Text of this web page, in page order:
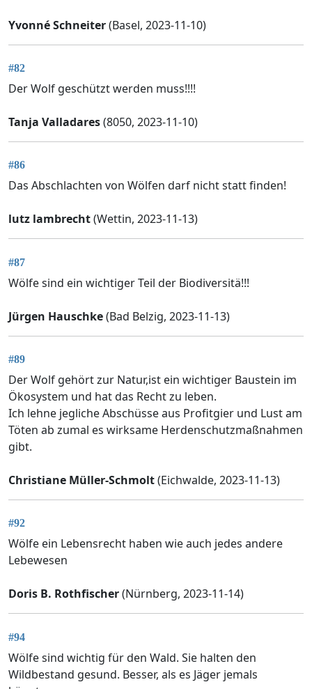
Yvonné Schneiter(Basel, 2023-11-10)
#82
Der Wolf geschützt werden muss!!!!
Tanja Valladares(8050, 2023-11-10)
#86
Das Abschlachten von Wölfen darf nicht statt finden!
lutz lambrecht(Wettin, 2023-11-13)
#87
Wölfe sind ein wichtiger Teil der Biodiversitä!!!
Jürgen Hauschke(Bad Belzig, 2023-11-13)
#89
Der Wolf gehört zur Natur,ist ein wichtiger Baustein im
Ökosystem und hat das Recht zu leben.
Ich lehne jegliche Abschüsse aus Profitgier und Lust am
Töten ab zumal es wirksame Herdenschutzmaßnahmen
gibt.
Christiane Müller-Schmolt(Eichwalde, 2023-11-13)
#92
Wölfe ein Lebensrecht haben wie auch jedes andere
Lebewesen
Doris B. Rothfischer(Nürnberg, 2023-11-14)
#94
Wölfe sind wichtig für den Wald. Sie halten den
Wildbestand gesund. Besser, als es Jäger jemals